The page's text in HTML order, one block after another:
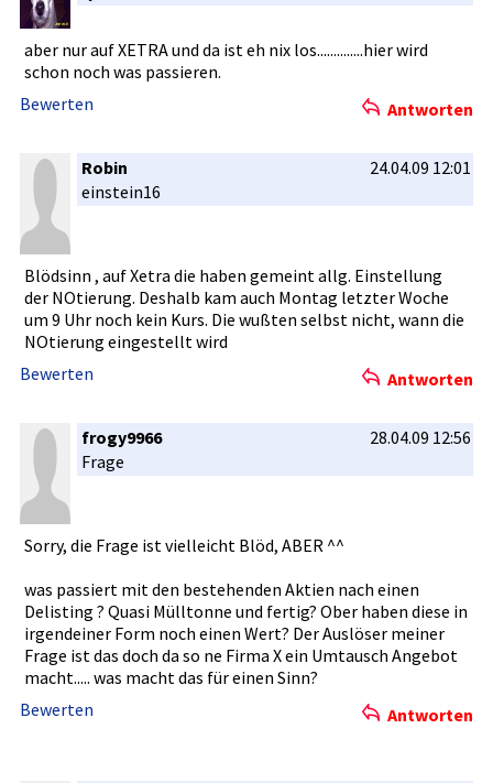
aber nur auf XETRA und da ist eh nix los.......­.......hie­r wird
schon noch was passieren.­
Bewerten
Antworten
Robin
24.04.09 12:01
einstein16­
Blödsinn , auf Xetra die haben gemeint allg. Einstellun­g
der NOtierung.­ Deshalb kam auch Montag letzter Woche
um 9 Uhr noch kein Kurs. Die wußten selbst nicht, wann die
NOtierung eingestell­t wird
Bewerten
Antworten
frogy9966
28.04.09 12:56
Frage
Sorry, die Frage ist vielleicht­ Blöd, ABER ^^
was passiert mit den bestehende­n Aktien nach einen
Delisting ? Quasi Mülltonne und fertig? Ober haben diese in
irgendeine­r Form noch einen Wert? Der Auslöser meiner
Frage ist das doch da so ne Firma X ein Umtausch Angebot
macht.....­ was macht das für einen Sinn?
Bewerten
Antworten